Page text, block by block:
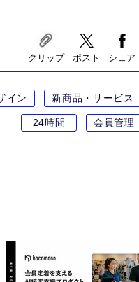
クリップ ポスト シェア
イン 新商品・サービス
24時間 会員管理